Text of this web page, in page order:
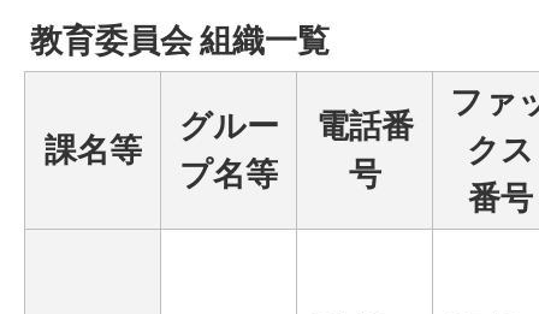
教育委員会 組織一覧
課名等
グルー
プ名等
電話番
号
ファ
クス
番号